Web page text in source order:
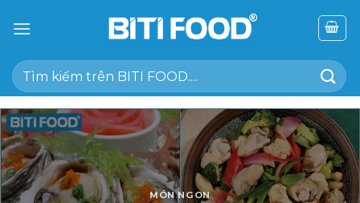
đến
dung
Tìm
kiếm:
MÓN NGON